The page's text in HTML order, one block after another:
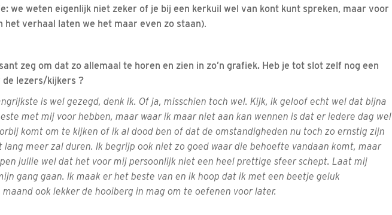
we weten eigenlijk niet zeker of je bij een kerkuil wel van kont kunt spreken, maar voor
het verhaal laten we het maar even zo staan).
zeg om dat zo allemaal te horen en zien in zo’n grafiek. Heb je tot slot zelf nog een
de lezers/kijkers ?
is wel gezegd, denk ik. Of ja, misschien toch wel. Kijk, ik geloof echt wel dat bijna
met mij voor hebben, maar waar ik maar niet aan kan wennen is dat er iedere dag wel
komt om te kijken of ik al dood ben of dat de omstandigheden nu toch zo ernstig zijn
meer zal duren. Ik begrijp ook niet zo goed waar die behoefte vandaan komt, maar
jullie wel dat het voor mij persoonlijk niet een heel prettige sfeer schept. Laat mij
gang gaan. Ik maak er het beste van en ik hoop dat ik met een beetje geluk
ook lekker de hooiberg in mag om te oefenen voor later.